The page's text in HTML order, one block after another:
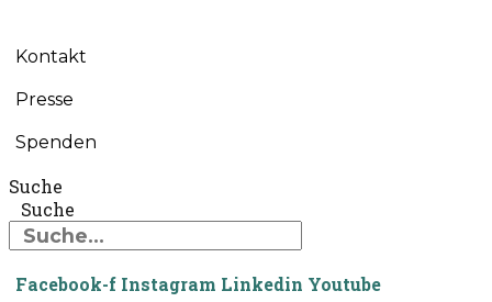
Kontakt
Presse
Spenden
Suche
Suche
Facebook-f Instagram Linkedin Youtube